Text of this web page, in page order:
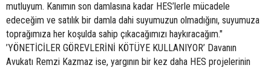
mutluyum. Kanımın son damlasına kadar HES’lerle mücadele
edeceğim ve satılık bir damla dahi suyumuzun olmadığını, suyumuza
toprağımıza her koşulda sahip çıkacağımızı haykıracağım."
’YÖNETİCİLER GÖREVLERİNİ KÖTÜYE KULLANIYOR’ Davanın
Avukatı Remzi Kazmaz ise, yargının bir kez daha HES projelerinin